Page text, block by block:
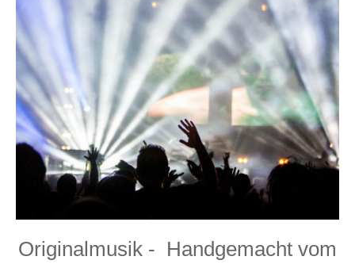
Originalmusik - Handgemacht vom